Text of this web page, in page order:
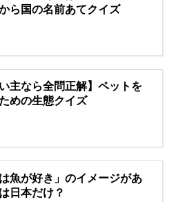
ら国の名前あてクイズ
い主なら全問正解】ペットを
めの生態クイズ
は魚が好き」のイメージがあ
日本だけ？